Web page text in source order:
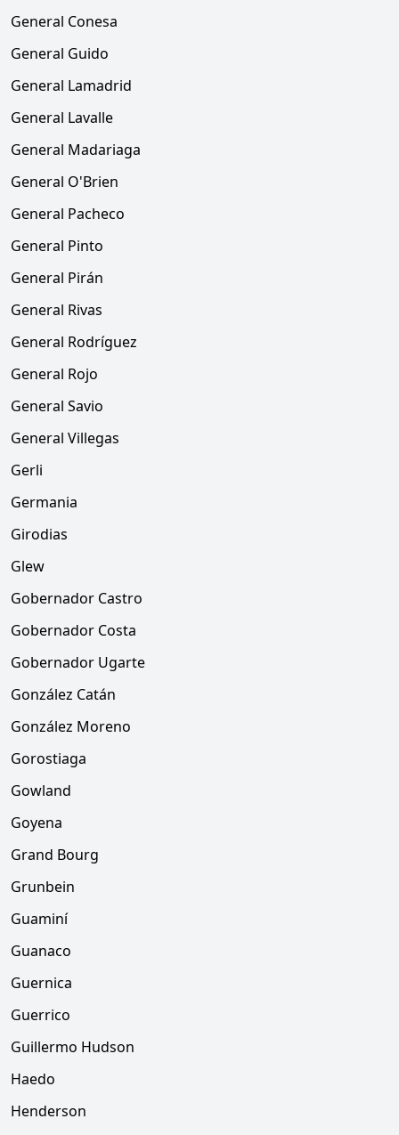
General Conesa
General Guido
General Lamadrid
General Lavalle
General Madariaga
General O'Brien
General Pacheco
General Pinto
General Pirán
General Rivas
General Rodríguez
General Rojo
General Savio
General Villegas
Gerli
Germania
Girodias
Glew
Gobernador Castro
Gobernador Costa
Gobernador Ugarte
González Catán
González Moreno
Gorostiaga
Gowland
Goyena
Grand Bourg
Grunbein
Guaminí
Guanaco
Guernica
Guerrico
Guillermo Hudson
Haedo
Henderson